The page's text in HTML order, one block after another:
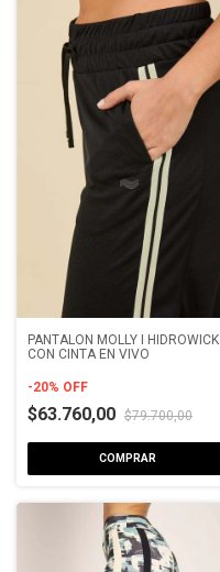
PANTALON MOLLY I HIDROWICK
CON CINTA EN VIVO
-20% OFF
$63.760,00 $79.700,00
COMPRAR